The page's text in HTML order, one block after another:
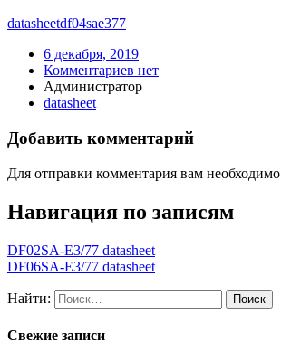
datasheetdf04sae377
6 декабря, 2019
Комментариев нет
Администратор
datasheet
Добавить комментарий
Для отправки комментария вам необходимо
Навигация по записям
DF02SA-E3/77 datasheet
DF06SA-E3/77 datasheet
Найти:
Свежие записи